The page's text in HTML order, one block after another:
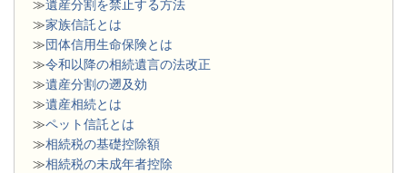
≫遺産分割を禁止する方法
≫家族信託とは
≫団体信用生命保険とは
≫令和以降の相続遺言の法改正
≫遺産分割の遡及効
≫遺産相続とは
≫ペット信託とは
≫相続税の基礎控除額
≫相続税の未成年者控除